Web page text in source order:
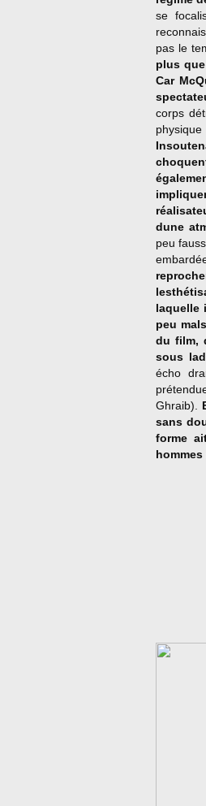
se
pas le
plus
Car
corps
dune
peu
laquelle
peu
du film,
sous
écho
Ghraib).
sans
forme
hommes